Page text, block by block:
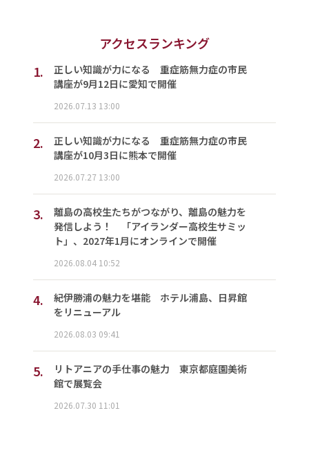
アクセスランキング
1.
正しい知識が力になる 重症筋無力症の市民
講座が9月12日に愛知で開催
2026.07.13 13:00
2.
正しい知識が力になる 重症筋無力症の市民
講座が10月3日に熊本で開催
2026.07.27 13:00
3.
離島の高校生たちがつながり、離島の魅力を
発信しよう！ 「アイランダー高校生サミッ
ト」、2027年1月にオンラインで開催
2026.08.04 10:52
4.
紀伊勝浦の魅力を堪能 ホテル浦島、日昇館
をリニューアル
2026.08.03 09:41
5.
リトアニアの手仕事の魅力 東京都庭園美術
館で展覧会
2026.07.30 11:01